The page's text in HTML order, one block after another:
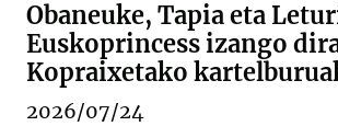
Obaneuke, Tapia eta
Euskoprincess izango
Kopraixetako
2026/07/24